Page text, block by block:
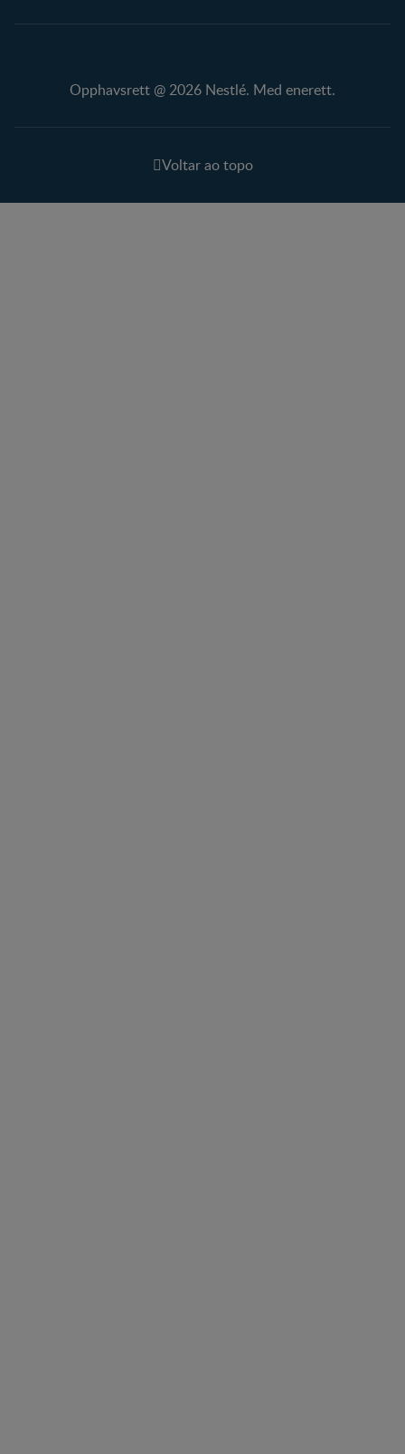
Opphavsrett @ 2026 Nestlé. Med enerett.
Voltar ao topo